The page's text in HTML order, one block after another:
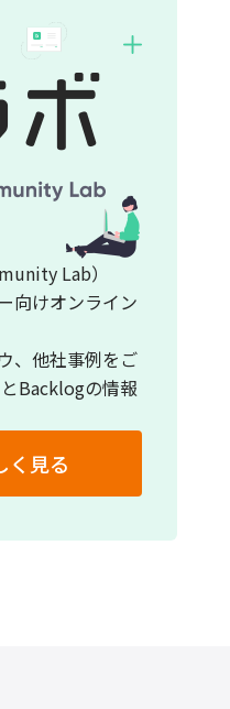
Lab）
向けオンライン
、他社事例をご
Backlogの情報
く見る